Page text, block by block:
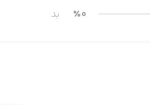
٪0 بد